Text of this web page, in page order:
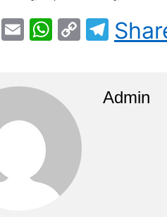
T
E
l
W
s
C
n
k
T
el
gr
Admin